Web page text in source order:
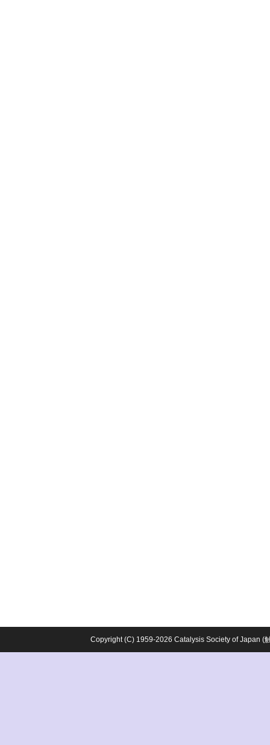
Copyright (C) 1959-2026 Catalysis Society of Japan (